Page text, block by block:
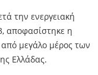
την ενεργειακή
αποφασίστηκε η
μεγάλο μέρος των
Ελλάδας.